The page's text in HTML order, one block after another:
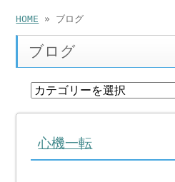
HOME » ブログ
ブログ
心機一転